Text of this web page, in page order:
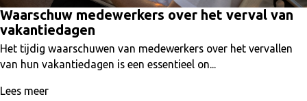
Waarschuw medewerkers over het verval van
vakantiedagen
Het tijdig waarschuwen van medewerkers over het vervallen
van hun vakantiedagen is een essentieel on...
Lees meer